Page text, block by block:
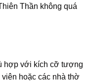
Thần không quá
hợp với kích cỡ tượng
hoặc các nhà thờ